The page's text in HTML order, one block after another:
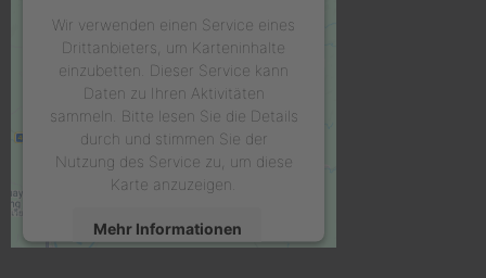
Wir verwenden einen Service eines
Drittanbieters, um Karteninhalte
einzubetten. Dieser Service kann
Daten zu Ihren Aktivitäten
sammeln. Bitte lesen Sie die Details
durch und stimmen Sie der
Nutzung des Service zu, um diese
Karte anzuzeigen.
Mehr Informationen